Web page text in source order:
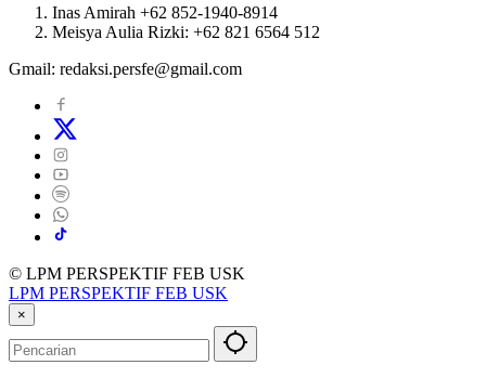
Inas Amirah +62 852-1940-8914
Meisya Aulia Rizki: +62 821 6564 512
Gmail: redaksi.persfe@gmail.com
© LPM PERSPEKTIF FEB USK
LPM PERSPEKTIF FEB USK
×